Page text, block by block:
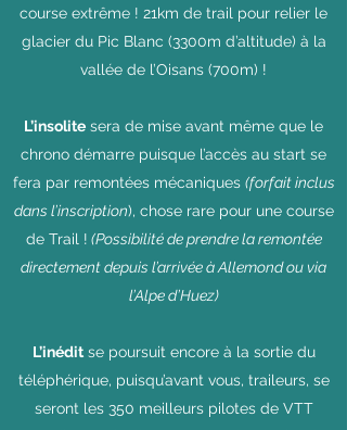
course extrême ! 21km de trail pour relier le
glacier du Pic Blanc (3300m d’altitude) à la
vallée de l’Oisans (700m) !
L’insolite sera de mise avant même que le
chrono démarre puisque l’accès au start se
fera par remontées mécaniques (forfait inclus
dans l’inscription), chose rare pour une course
de Trail ! (Possibilité de prendre la remontée
directement depuis l’arrivée à Allemond ou via
l’Alpe d’Huez)
L’inéditse poursuit encore à la sortie du
téléphérique, puisqu’avant vous, traileurs, se
seront les 350 meilleurs pilotes de VTT